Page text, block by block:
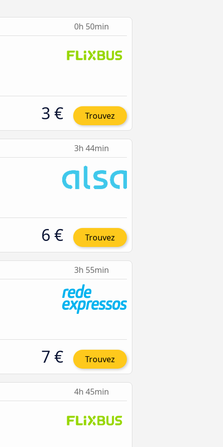
0h 50min
3 € Trouvez
3h 44min
6 € Trouvez
3h 55min
7 € Trouvez
4h 45min